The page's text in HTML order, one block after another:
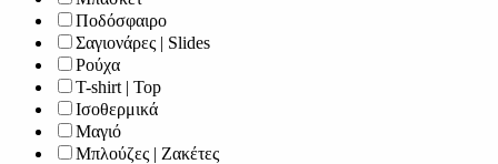
Ποδόσφαιρο
Σαγιονάρες | Slides
Ρούχα
T-shirt | Top
Ισοθερμικά
Μαγιό
Μπλούζες | Ζακέτες